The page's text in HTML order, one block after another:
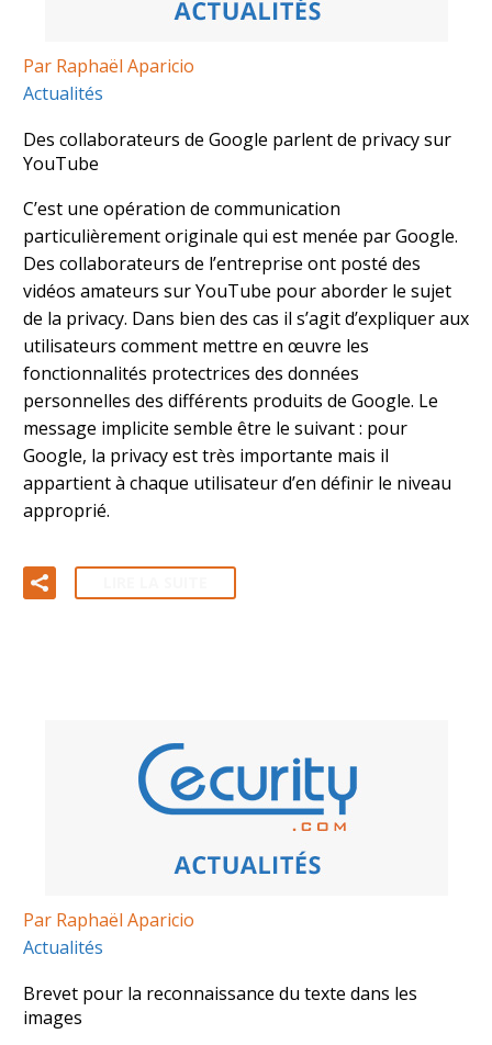
Par Raphaël Aparicio
Actualités
Des collaborateurs de Google parlent de privacy sur
YouTube
C’est une opération de communication
particulièrement originale qui est menée par Google.
Des collaborateurs de l’entreprise ont posté des
vidéos amateurs sur YouTube pour aborder le sujet
de la privacy. Dans bien des cas il s’agit d’expliquer aux
utilisateurs comment mettre en œuvre les
fonctionnalités protectrices des données
personnelles des différents produits de Google. Le
message implicite semble être le suivant : pour
Google, la privacy est très importante mais il
appartient à chaque utilisateur d’en définir le niveau
approprié.
Par Raphaël Aparicio
Actualités
Brevet pour la reconnaissance du texte dans les
images